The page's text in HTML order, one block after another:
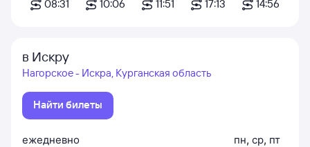
08:31
10:06 11:51 17:13
14:56
в Искру
Нагорское - Искра, Курганская область
Найти билеты
ежедневно
пн, ср, пт